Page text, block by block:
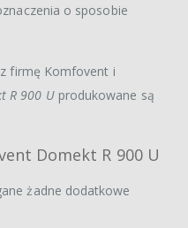
o sposobie
firmę Komfovent i
R 900 Uprodukowane są
Domekt R 900 U
żadne dodatkowe